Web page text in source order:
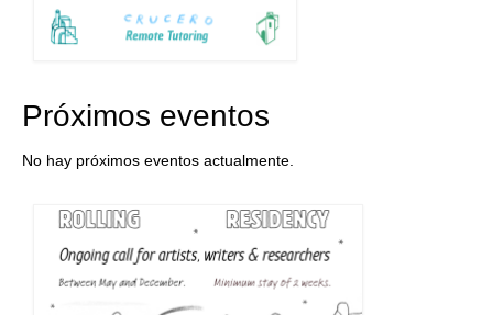
Próximos eventos
No hay próximos eventos actualmente.